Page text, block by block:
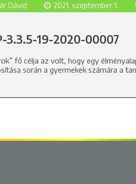
Dávid 2021. szeptember 1.
3.3.5-19-2020-00007
fő célja az volt, hogy egy
során a gyermekek számára a